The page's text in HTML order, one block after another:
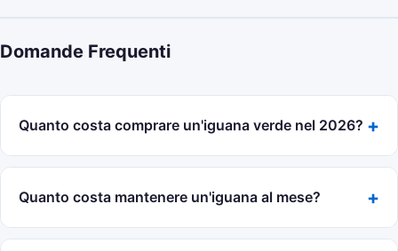
Domande Frequenti
Quanto costa comprare un'iguana verde nel 2026?
Un cucciolo di iguana verde costa mediamente tra 40 e
150 euro presso negozi specializzati o allevatori, mentre
gli esemplari adulti ceduti da privati si trovano
generalmente tra 20 e 100 euro.
Quanto costa mantenere un'iguana al mese?
Il mantenimento mensile, considerando alimentazione,